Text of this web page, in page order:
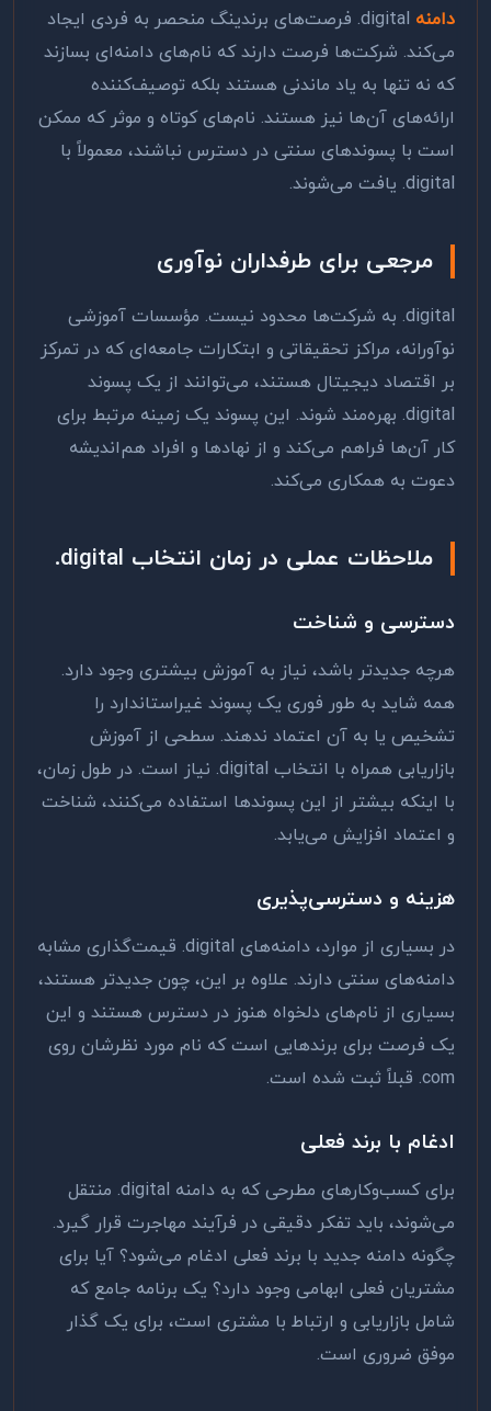
دامنه .digital فرصت‌های برندینگ منحصر به فردی ایجاد
می‌کند. شرکت‌ها فرصت دارند که نام‌های دامنه‌ای بسازند
که نه تنها به یاد ماندنی هستند بلکه توصیف‌کننده
ارائه‌های آن‌ها نیز هستند. نام‌های کوتاه و موثر که ممکن
است با پسوندهای سنتی در دسترس نباشند، معمولاً با
.digital یافت می‌شوند.
مرجعی برای طرفداران نوآوری
.digital به شرکت‌ها محدود نیست. مؤسسات آموزشی
نوآورانه، مراکز تحقیقاتی و ابتکارات جامعه‌ای که در تمرکز
بر اقتصاد دیجیتال هستند، می‌توانند از یک پسوند
.digital بهره‌مند شوند. این پسوند یک زمینه مرتبط برای
کار آن‌ها فراهم می‌کند و از نهادها و افراد هم‌اندیشه
دعوت به همکاری می‌کند.
ملاحظات عملی در زمان انتخاب .digital
دسترسی و شناخت
هرچه جدیدتر باشد، نیاز به آموزش بیشتری وجود دارد.
همه شاید به طور فوری یک پسوند غیراستاندارد را
تشخیص یا به آن اعتماد ندهند. سطحی از آموزش
بازاریابی همراه با انتخاب .digital نیاز است. در طول زمان،
با اینکه بیشتر از این پسوندها استفاده می‌کنند، شناخت
و اعتماد افزایش می‌یابد.
هزینه و دسترسی‌پذیری
در بسیاری از موارد، دامنه‌های .digital قیمت‌گذاری مشابه
دامنه‌های سنتی دارند. علاوه بر این، چون جدیدتر هستند،
بسیاری از نام‌های دلخواه هنوز در دسترس هستند و این
یک فرصت برای برندهایی است که نام مورد نظرشان روی
.com قبلاً ثبت شده است.
ادغام با برند فعلی
برای کسب‌وکارهای مطرحی که به دامنه .digital منتقل
می‌شوند، باید تفکر دقیقی در فرآیند مهاجرت قرار گیرد.
چگونه دامنه جدید با برند فعلی ادغام می‌شود؟ آیا برای
مشتریان فعلی ابهامی وجود دارد؟ یک برنامه جامع که
شامل بازاریابی و ارتباط با مشتری است، برای یک گذار
موفق ضروری است.